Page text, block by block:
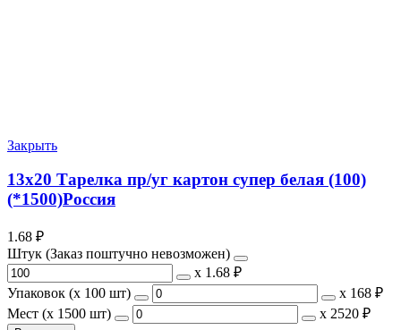
Закрыть
13х20 Тарелка пр/уг картон супер белая (100)
(*1500)Россия
1.68 ₽
Штук (Заказ поштучно невозможен)
х 1.68 ₽
Упаковок (x 100 шт)
х 168 ₽
Мест (x 1500 шт)
х 2520 ₽